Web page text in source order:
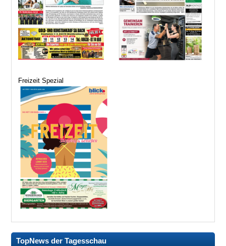
Freizeit Spezial
TopNews der Tagesschau